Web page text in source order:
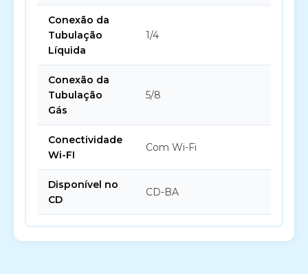
Conexão da
Tubulação
Líquida
1/4
Conexão da
Tubulação
Gás
5/8
Conectividade
Wi-FI
Com Wi-Fi
Disponível no
CD
CD-BA